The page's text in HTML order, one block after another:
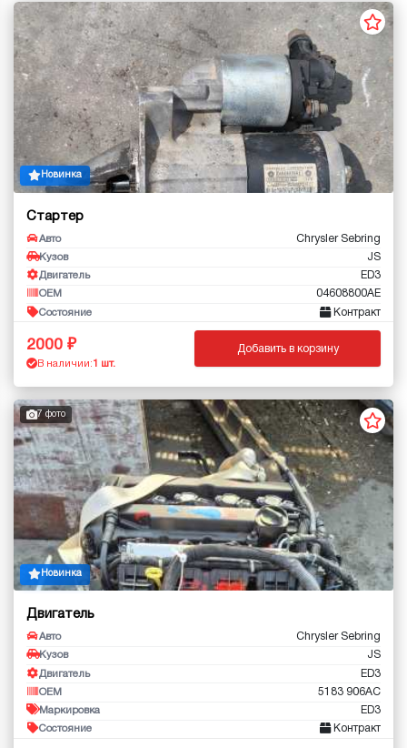
Новинка
Стартер
Авто Chrysler Sebring
Кузов JS
Двигатель ED3
OEM 04608800AE
Состояние Контракт
2000
В наличии: 1 шт.
Добавить в корзину
7 фото
Новинка
Двигатель
Авто Chrysler Sebring
Кузов JS
Двигатель ED3
OEM 5183 906AC
Маркировка ED3
Состояние Контракт